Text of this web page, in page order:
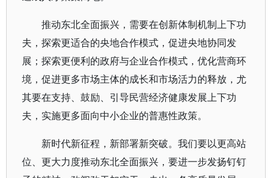
推动东北全面振兴，需要在创新体制机制上下功
夫，探索更适合的央地合作模式，促进央地协同发
展；探索更便利的政府与企业合作模式，优化营商环
境，促进更多市场主体的成长和市场活力的释放，尤
其要在支持、鼓励、引导民营经济健康发展上下功
夫，实施更多面向中小企业的普惠性政策。
新时代新征程，新部署新突破。我们要以更高站
位、更大力度推动东北全面振兴，要进一步发扬钉钉